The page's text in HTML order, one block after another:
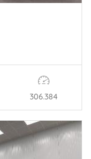
306.384